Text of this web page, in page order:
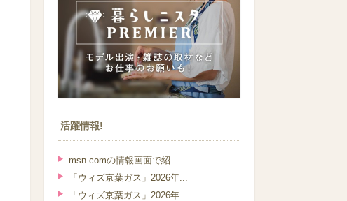
活躍情報!
msn.comの情報画面で紹...
「ウィズ京葉ガス」2026年...
「ウィズ京葉ガス」2026年...